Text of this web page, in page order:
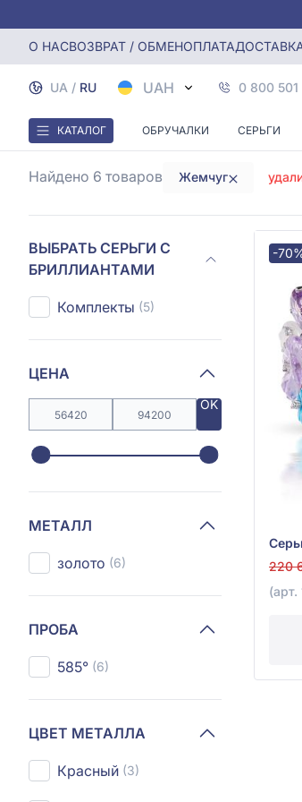
О НАСВОЗВРАТ / ОБМЕНОПЛАТА
UA / RU UAH 0 800 501
КАТАЛОГ ОБРУЧАЛКИ СЕРЬГИ
Главная Серьги с бриллиантами
Найдено 6 товаров Жемчуг
ВЫБРАТЬ СЕРЬГИ С
БРИЛЛИАНТАМИ
Комплекты (5)
ЦЕНА
OK
МЕТАЛЛ
золото (6)
ПРОБА
585° (6)
ЦВЕТ МЕТАЛЛА
Красный (3)
-
220
(арт.